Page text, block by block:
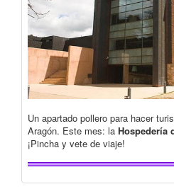
Un apartado pollero para hacer
Aragón. Este mes: la Hospedería
¡Pincha y vete de viaje!